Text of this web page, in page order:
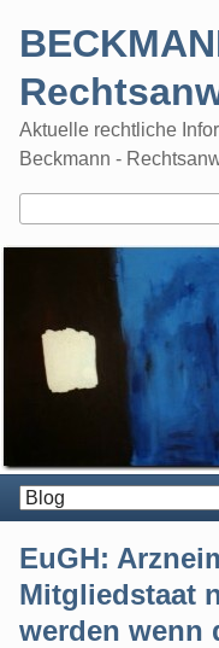
Aktuelle rechtliche
Beckmann -
EuGH:
Mitgliedstaat
werden wenn